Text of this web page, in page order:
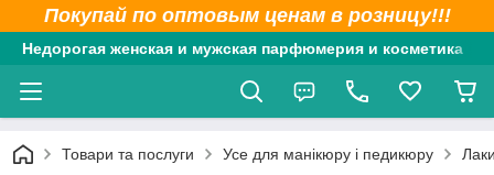
Покупай по оптовым ценам в розницу!!!
Недорогая женская и мужская парфюмерия и косметика
Товари та послуги Усе для манікюру і педикюру